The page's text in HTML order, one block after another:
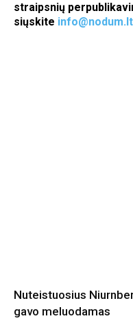
straipsnių
siųskite info@nodum.lt
Nuteistuosius
gavo meluodamas